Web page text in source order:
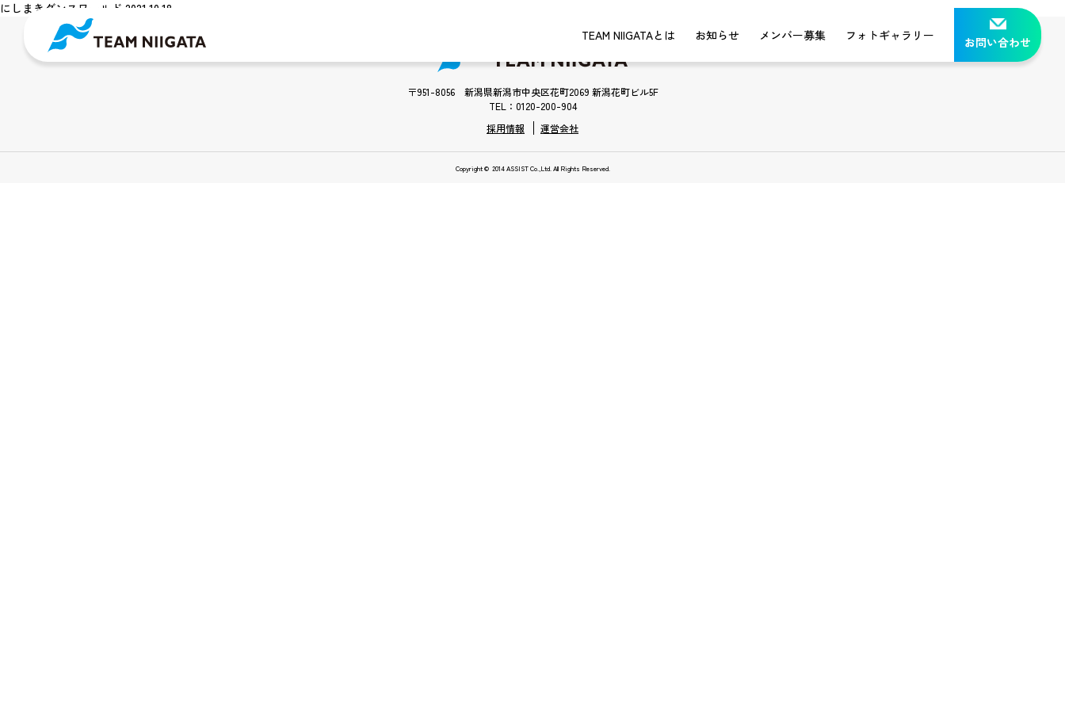
TEAM NIIGATAとは お知らせ メンバー募集 フォトギャラリー お問い合わせ
にしまきダンスワールド 2021.10.18
〒951-8056 新潟県新潟市中央区花町2069 新潟花町ビル5F
TEL：0120-200-904
採用情報
運営会社
Copyright © 2014 ASSIST Co.,Ltd. All Rights Reserved.